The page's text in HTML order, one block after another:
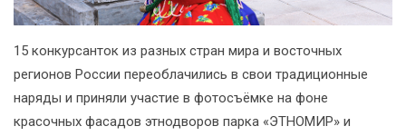
15 конкурсанток из разных стран мира и восточных
регионов России переоблачились в свои традиционные
наряды и приняли участие в фотосъёмке на фоне
красочных фасадов этнодворов парка «ЭТНОМИР» и